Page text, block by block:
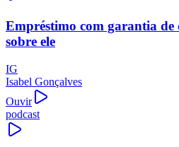
Empréstimo com garantia
sobre ele
IG
Isabel Gonçalves
Ouvir
podcast